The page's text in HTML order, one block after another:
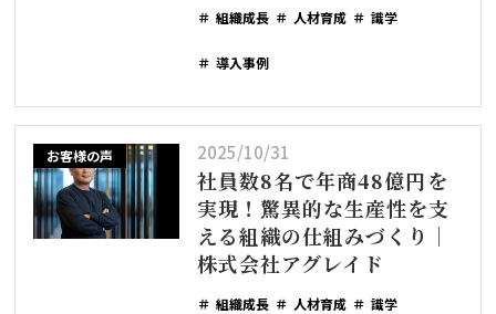
組織成長 人材育成 識学
導入事例
お客様の声 2025/10/31
社員数8名で年商48億円を
実現！驚異的な生産性を支
える組織の仕組みづくり｜
株式会社アグレイド
組織成長 人材育成 識学